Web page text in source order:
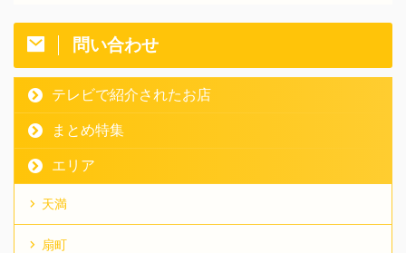
問い合わせ
テレビで紹介されたお店
まとめ特集
エリア
天満
扇町